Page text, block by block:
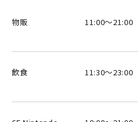
物販 11:00～21:00
飲食 11:30～23:00